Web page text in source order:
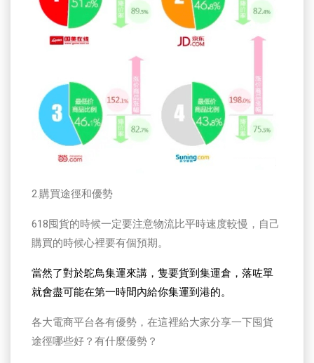
2.購買途徑和優勢
618囤貨的時候一定要注意物流比平時速度較慢，自己
購買的時候心裡要有個預期。
當然了對於鴕鳥集運來講，隻要貨到集運倉，落咗單
就會盡可能在第一時間內給你集運到港的。
各大電商平台各有優勢，在這裡給大家分享一下囤貨
途徑哪些好？有什麼優勢？